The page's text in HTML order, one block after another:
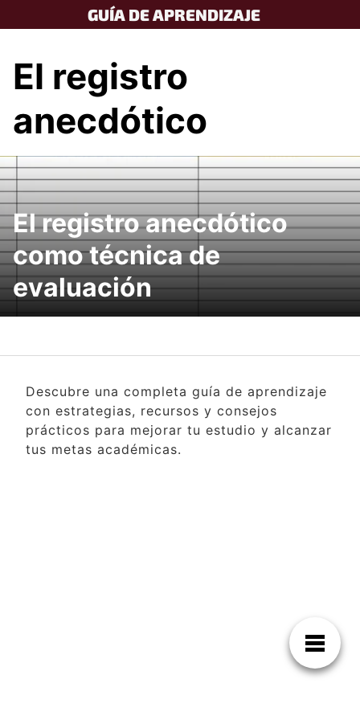
to
GUÍA DE APRENDIZAJE
El registro
anecdótico
El registro anecdótico
como técnica de
evaluación
Descubre una completa guía de aprendizaje
con estrategias, recursos y consejos
prácticos para mejorar tu estudio y alcanzar
tus metas académicas.